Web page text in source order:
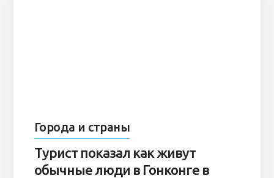
Города и страны
Турист показал как живут
обычные люди в Гонконге в